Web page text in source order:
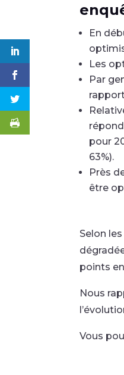
En
Les
Par
pour
63%).
Près
être
Selon
points
Nous
Vous